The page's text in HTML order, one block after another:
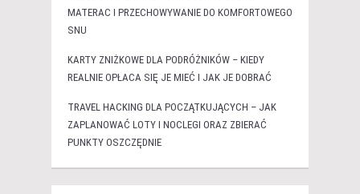
MATERAC I PRZECHOWYWANIE DO KOMFORTOWEGO
SNU
KARTY ZNIŻKOWE DLA PODRÓŻNIKÓW – KIEDY
REALNIE OPŁACA SIĘ JE MIEĆ I JAK JE DOBRAĆ
TRAVEL HACKING DLA POCZĄTKUJĄCYCH – JAK
ZAPLANOWAĆ LOTY I NOCLEGI ORAZ ZBIERAĆ
PUNKTY OSZCZĘDNIE